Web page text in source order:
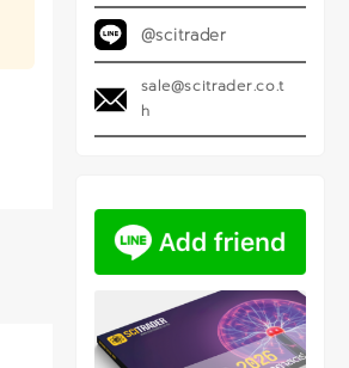
@scitrader
sale@scitrader.co.t
h